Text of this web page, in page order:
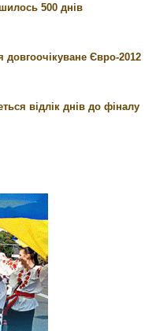
500 днів
довгоочікуване Євро-2012
відлік днів до фіналу